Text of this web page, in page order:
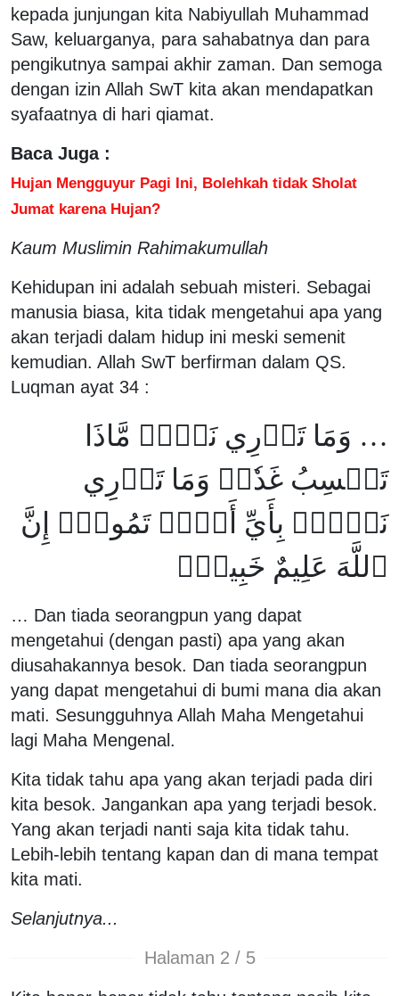
kepada junjungan kita Nabiyullah Muhammad
Saw, keluarganya, para sahabatnya dan para
pengikutnya sampai akhir zaman. Dan semoga
dengan izin Allah SwT kita akan mendapatkan
syafaatnya di hari qiamat.
Baca Juga :
Hujan Mengguyur Pagi Ini, Bolehkah tidak Sholat
Jumat karena Hujan?
Kaum Muslimin Rahimakumullah
Kehidupan ini adalah sebuah misteri. Sebagai
manusia biasa, kita tidak mengetahui apa yang
akan terjadi dalam hidup ini meski semenit
kemudian. Allah SwT berfirman dalam QS.
Luqman ayat 34 :
… وَمَا تَدۡرِي نَفۡسٞ مَّاذَا
تَكۡسِبُ غَدٗاۖ وَمَا تَدۡرِي
نَفۡسُۢ بِأَيِّ أَرۡضٖ تَمُوتُۚ إِنَّ
ٱللَّهَ عَلِيمٌ خَبِيرُۢ
… Dan tiada seorangpun yang dapat
mengetahui (dengan pasti) apa yang akan
diusahakannya besok. Dan tiada seorangpun
yang dapat mengetahui di bumi mana dia akan
mati. Sesungguhnya Allah Maha Mengetahui
lagi Maha Mengenal.
Kita tidak tahu apa yang akan terjadi pada diri
kita besok. Jangankan apa yang terjadi besok.
Yang akan terjadi nanti saja kita tidak tahu.
Lebih-lebih tentang kapan dan di mana tempat
kita mati.
Selanjutnya...
Halaman 2 / 5